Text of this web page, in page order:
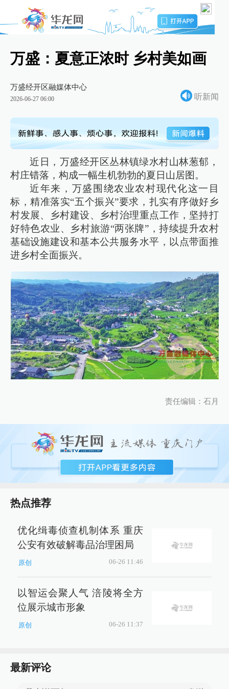
万盛：夏意正浓时 乡村美如画
万盛经开区融媒体中心
2026-06-27 06:00 听新闻
近日，万盛经开区丛林镇绿水村山林葱郁，
村庄错落，构成一幅生机勃勃的夏日山居图。
近年来，万盛围绕农业农村现代化这一目
标，精准落实“五个振兴”要求，扎实有序做好乡
村发展、乡村建设、乡村治理重点工作，坚持打
好特色农业、乡村旅游“两张牌”，持续提升农村
基础设施建设和基本公共服务水平，以点带面推
进乡村全面振兴。
责任编辑：石月
热点推荐
优化缉毒侦查机制体系 重庆
公安有效破解毒品治理困局
原创 06-26 11:46
以智运会聚人气 涪陵将全方
位展示城市形象
原创 06-26 11:37
最新评论